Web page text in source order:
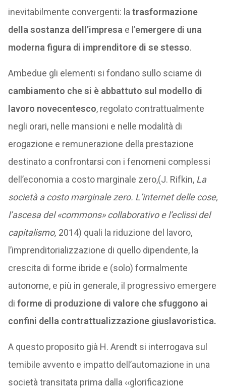
inevitabilmente convergenti: la trasformazione
della sostanza dell’impresa e l’emergere di una
moderna figura di imprenditore di se stesso.
Ambedue gli elementi si fondano sullo sciame di
cambiamento che si è abbattuto sul modello di
lavoro novecentesco, regolato contrattualmente
negli orari, nelle mansioni e nelle modalità di
erogazione e remunerazione della prestazione
destinato a confrontarsi con i fenomeni complessi
dell’economia a costo marginale zero,(J. Rifkin, La
società a costo marginale zero. L’internet delle cose,
l’ascesa del «commons» collaborativo e l’eclissi del
capitalismo, 2014) quali la riduzione del lavoro,
l’imprenditorializzazione di quello dipendente, la
crescita di forme ibride e (solo) formalmente
autonome, e più in generale, il progressivo emergere
di forme di produzione di valore che sfuggono ai
confini della contrattualizzazione giuslavoristica.
A questo proposito già H. Arendt si interrogava sul
temibile avvento e impatto dell’automazione in una
società transitata prima dalla ‹‹glorificazione